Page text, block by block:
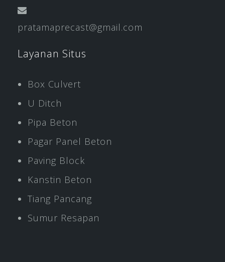
pratamaprecast@gmail.com
Layanan Situs
Box Culvert
U Ditch
Pipa Beton
Pagar Panel Beton
Paving Block
Kanstin Beton
Tiang Pancang
Sumur Resapan